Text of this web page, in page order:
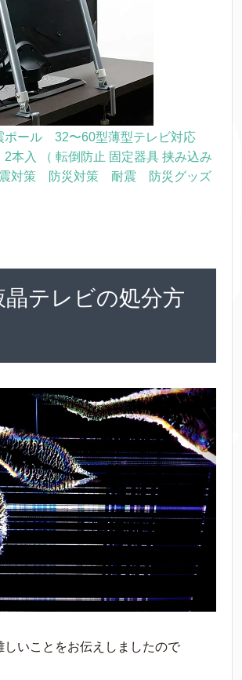
ポール 32〜60型薄型テレビ対応
本入 （ 転倒防止 固定器具 挟み込み
震対策 防災対策 耐震 防災グッズ
テレビの処分方
しいことをお伝えしましたので